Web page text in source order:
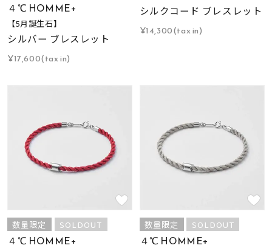
４℃ HOMME+
【5月誕生石】
シルバー ブレスレット
¥17,600(tax in)
シルクコード ブレスレット
¥14,300(tax in)
数量限定 SOLDOUT
４℃ HOMME+
数量限定 SOLDOUT
４℃ HOMME+